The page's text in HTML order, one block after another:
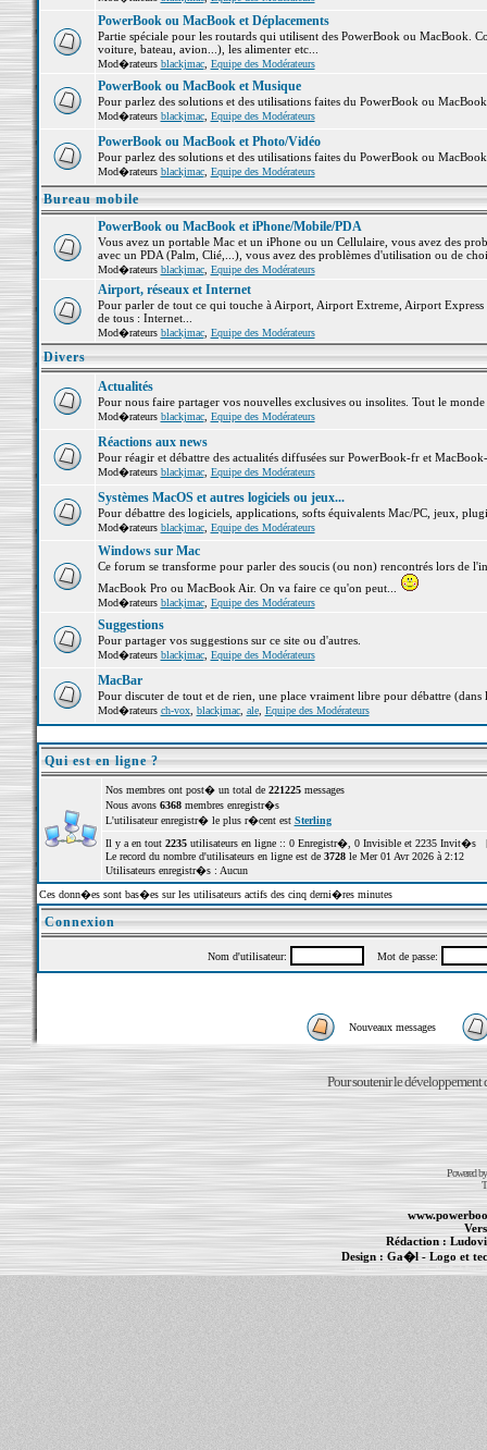
PowerBook ou MacBook et Déplacements
Partie spéciale pour les routards qui utilisent des PowerBook ou MacBook.
voiture, bateau, avion...), les alimenter etc...
Mod�rateurs blackjmac, Equipe des Modérateurs
PowerBook ou MacBook et Musique
Pour parlez des solutions et des utilisations faites du PowerBook ou
Mod�rateurs blackjmac, Equipe des Modérateurs
PowerBook ou MacBook et Photo/Vidéo
Pour parlez des solutions et des utilisations faites du PowerBook ou
Mod�rateurs blackjmac, Equipe des Modérateurs
Bureau mobile
PowerBook ou MacBook et iPhone/Mobile/PDA
Vous avez un portable Mac et un iPhone ou un Cellulaire, vous avez des
avec un PDA (Palm, Clié,...), vous avez des problèmes d'utilisation ou de
Mod�rateurs blackjmac, Equipe des Modérateurs
Airport, réseaux et Internet
Pour parler de tout ce qui touche à Airport, Airport Extreme, Airport
de tous : Internet...
Mod�rateurs blackjmac, Equipe des Modérateurs
Divers
Actualités
Pour nous faire partager vos nouvelles exclusives ou insolites. Tout le
Mod�rateurs blackjmac, Equipe des Modérateurs
Réactions aux news
Pour réagir et débattre des actualités diffusées sur PowerBook-fr et
Mod�rateurs blackjmac, Equipe des Modérateurs
Systèmes MacOS et autres logiciels ou jeux...
Pour débattre des logiciels, applications, softs équivalents Mac/PC, jeux,
Mod�rateurs blackjmac, Equipe des Modérateurs
Windows sur Mac
Ce forum se transforme pour parler des soucis (ou non) rencontrés lors de
MacBook Pro ou MacBook Air. On va faire ce qu'on peut...
Mod�rateurs blackjmac, Equipe des Modérateurs
Suggestions
Pour partager vos suggestions sur ce site ou d'autres.
Mod�rateurs blackjmac, Equipe des Modérateurs
MacBar
Pour discuter de tout et de rien, une place vraiment libre pour débattre (dans
Mod�rateurs ch-vox, blackjmac, ale, Equipe des Modérateurs
Qui est en ligne ?
Nos membres ont post� un total de 221225messages
Nous avons 6368membres enregistr�s
L'utilisateur enregistr� le plus r�cent est Sterling
Il y a en tout 2235utilisateurs en ligne :: 0 Enregistr�, 0 Invisible et 2235 Invit�s
Le record du nombre d'utilisateurs en ligne est de 3728le Mer 01 Avr 2026 à 2:12
Utilisateurs enregistr�s : Aucun
Ces donn�es sont bas�es sur les utilisateurs actifs des cinq derni�res minutes
Connexion
Nom d'utilisateur: Mot de passe:
Nouveaux messages
Pour soutenir le développement
Powered
Rédaction :
Design : Ga�l- Logo et